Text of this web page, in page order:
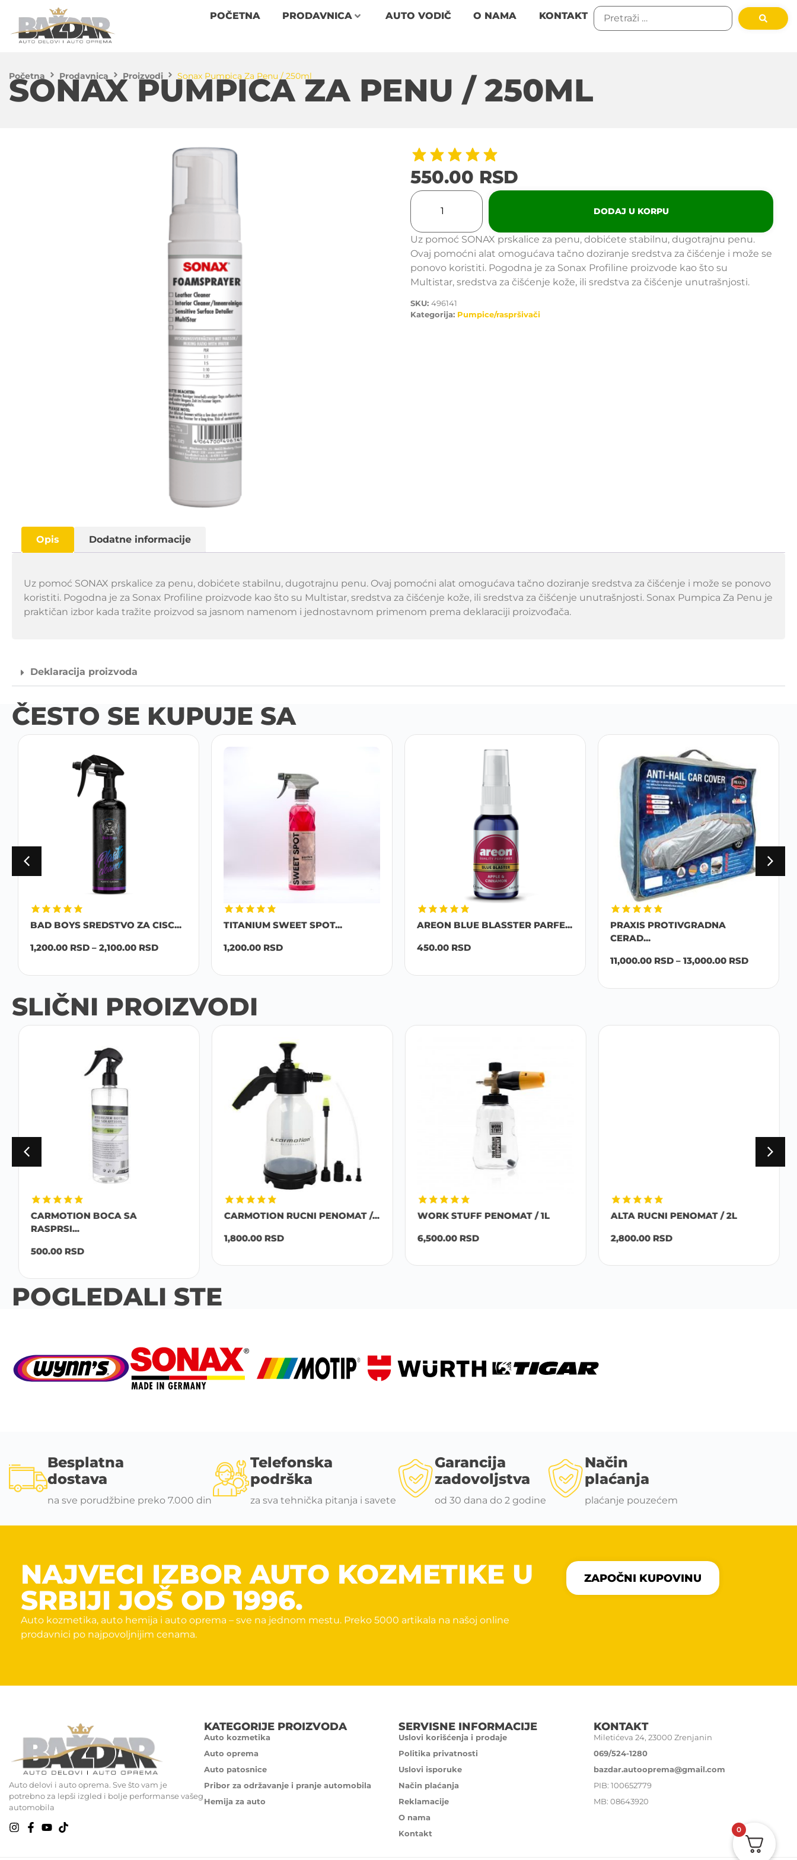
POČETNA PRODAVNICA AUTO VODIČ O NAMA KONTAKT
Početna Prodavnica Proizvodi Sonax Pumpica Za Penu / 250ml
SONAX PUMPICA ZA PENU / 250ML
550.00 RSD
DODAJ U KORPU
Uz pomoć SONAX prskalice za penu, dobićete stabilnu, dugotrajnu penu.
Ovaj pomoćni alat omogućava tačno doziranje sredstva za čišćenje i može se
ponovo koristiti. Pogodna je za Sonax Profiline proizvode kao što su
Multistar, sredstva za čišćenje kože, ili sredstva za čišćenje unutrašnjosti.
SKU: 496141
Kategorija: Pumpice/raspršivači
Opis Dodatne informacije
Uz pomoć SONAX prskalice za penu, dobićete stabilnu, dugotrajnu penu. Ovaj pomoćni alat omogućava tačno doziranje sredstva za čišćenje i može se ponovo
koristiti. Pogodna je za Sonax Profiline proizvode kao što su Multistar, sredstva za čišćenje kože, ili sredstva za čišćenje unutrašnjosti. Sonax Pumpica Za Penu je
praktičan izbor kada tražite proizvod sa jasnom namenom i jednostavnom primenom prema deklaraciji proizvođača.
Deklaracija proizvoda
ČESTO SE KUPUJE SA
BAD BOYS SREDSTVO ZA CISC...
1,200.00 RSD – 2,100.00 RSD
TITANIUM SWEET SPOT...
1,200.00 RSD
AREON BLUE BLASSTER PARFE...
450.00 RSD
PRAXIS PROTIVGRADNA
CERAD...
11,000.00 RSD – 13,000.00 RSD
SLIČNI PROIZVODI
CARMOTION BOCA SA
RASPRSI...
500.00 RSD
CARMOTION RUCNI PENOMAT /...
1,800.00 RSD
WORK STUFF PENOMAT / 1L
6,500.00 RSD
ALTA RUCNI PENOMAT / 2L
2,800.00 RSD
POGLEDALI STE
Besplatna
dostava
na sve porudžbine preko 7.000 din
Telefonska
podrška
za sva tehnička pitanja i savete
Garancija
zadovoljstva
od 30 dana do 2 godine
Način
plaćanja
plaćanje pouzećem
NAJVECI IZBOR AUTO KOZMETIKE U
SRBIJI JOŠ OD 1996.
Auto kozmetika, auto hemija i auto oprema – sve na jednom mestu. Preko 5000 artikala na našoj online
prodavnici po najpovoljnijim cenama.
ZAPOČNI KUPOVINU
Auto delovi i auto oprema. Sve što vam je
potrebno za lepši izgled i bolje performanse vašeg
automobila
KATEGORIJE PROIZVODA
Auto kozmetika
Auto oprema
Auto patosnice
Pribor za održavanje i pranje automobila
Hemija za auto
SERVISNE INFORMACIJE
Uslovi korišćenja i prodaje
Politika privatnosti
Uslovi isporuke
Način plaćanja
Reklamacije
O nama
Kontakt
KONTAKT
Miletićeva 24, 23000 Zrenjanin
069/524-1280
bazdar.autooprema@gmail.com
PIB: 100652779
MB: 08643920
0